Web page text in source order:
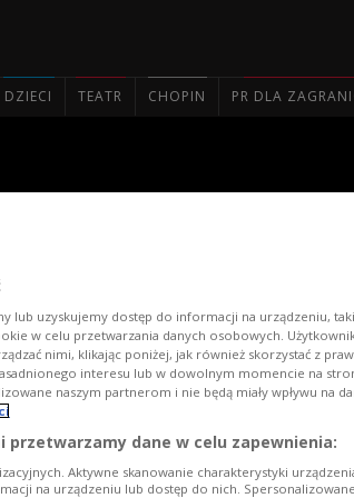
DZIECI TEATR CHOPIN PR DLA
dawnych Karpat
lub uzyskujemy dostęp do informacji na urządzeniu,
w celu przetwarzania danych osobowych.
nimi, klikając poniżej, jak również skorzystać z
interesu lub w dowolnym momencie na
naszym partnerom i nie będą miały wpływu na
przetwarzamy dane w celu zapewnienia:
Aktywne skanowanie charakterystyki
na urządzeniu lub dostęp do nich.